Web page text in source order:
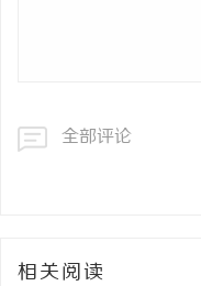
全部评论
相关阅读